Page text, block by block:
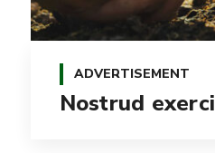
ADVERTISEMENT
Nostrud exerci